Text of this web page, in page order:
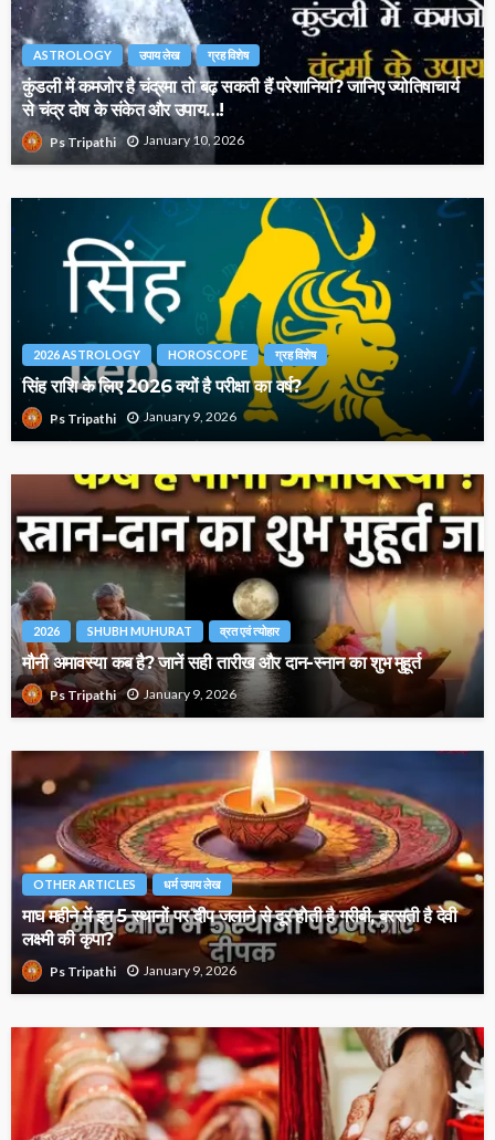
ASTROLOGY उपाय लेख ग्रह विशेष
कुंडली में कमजोर है चंद्रमा तो बढ़ सकती हैं परेशानियां? जानिए ज्योतिषाचार्य
से चंद्र दोष के संकेत और उपाय…!
Ps Tripathi January 10, 2026
2026 ASTROLOGY HOROSCOPE ग्रह विशेष
सिंह राशि के लिए 2026 क्यों है परीक्षा का वर्ष?
Ps Tripathi January 9, 2026
2026 SHUBH MUHURAT व्रत एवं त्योहार
मौनी अमावस्या कब है? जानें सही तारीख और दान-स्नान का शुभ मुहूर्त
Ps Tripathi January 9, 2026
OTHER ARTICLES धर्म उपाय लेख
माघ महीने में इन 5 स्थानों पर दीप जलाने से दूर होती है गरीबी, बरसती है देवी
लक्ष्मी की कृपा?
Ps Tripathi January 9, 2026